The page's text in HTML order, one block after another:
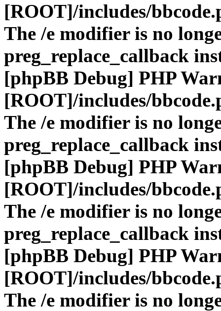
[ROOT]/includes/
The /e modifier is no
preg_replace_callback
[phpBB Debug] PHP
[ROOT]/includes/
The /e modifier is no
preg_replace_callback
[phpBB Debug] PHP
[ROOT]/includes/
The /e modifier is no
preg_replace_callback
[phpBB Debug] PHP
[ROOT]/includes/
The /e modifier is no